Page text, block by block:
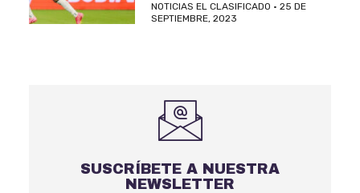
NOTICIAS EL CLASIFICADO
25 DE
SEPTIEMBRE, 2023
SUSCRÍBETE A NUESTRA
NEWSLETTER